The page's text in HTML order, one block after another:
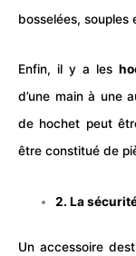
bosselées, souples
Enfin, il y a les
d’une main à une
de hochet peut
être constitué de
2. La
Un accessoire